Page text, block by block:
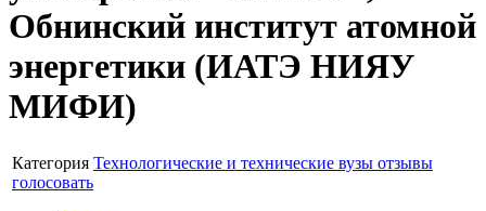
Обнинский институт атомной
энергетики (ИАТЭ НИЯУ
МИФИ)
Категория Технологические и технические вузы отзывы
голосовать